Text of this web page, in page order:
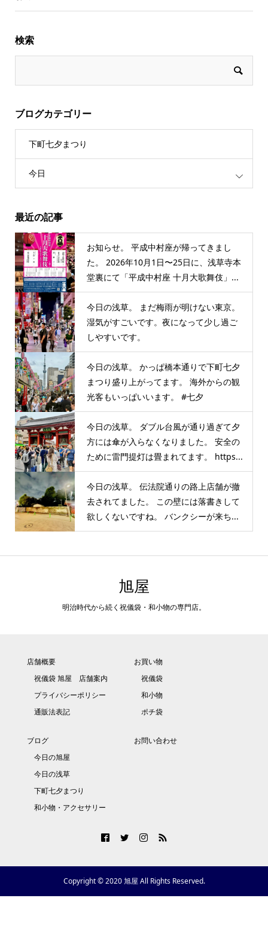
検索
ブログカテゴリー
下町七夕まつり
今日
最近の記事
お知らせ。 平成中村座が帰ってきまし
た。 2026年10月1日〜25日に、浅草寺本
堂裏にて「平成中村座 十月大歌舞伎」...
今日の浅草。 まだ梅雨が明けない東京。
湿気がすごいです。夜になって少し過ご
しやすいです。
今日の浅草。 かっぱ橋本通りで下町七夕
まつり盛り上がってます。 海外からの観
光客もいっぱいいます。 #七夕
今日の浅草。 ダブル台風が通り過ぎて夕
方には傘が入らなくなりました。 安全の
ために雷門提灯は畳まれてます。 https...
今日の浅草。 伝法院通りの路上店舗が撤
去されてました。 この壁には落書きして
欲しくないですね。 バンクシーが来ち...
旭屋
明治時代から続く祝儀袋・和小物の専門店。
店舗概要
祝儀袋 旭屋 店舗案内
プライバシーポリシー
通販法表記
お買い物
祝儀袋
和小物
ポチ袋
ブログ
今日の旭屋
今日の浅草
下町七夕まつり
和小物・アクセサリー
お問い合わせ
Copyright © 2020 旭屋 All Rights Reserved.